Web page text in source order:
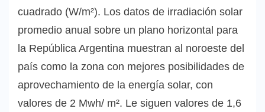
cuadrado (W/m²). Los datos de irradiación solar
promedio anual sobre un plano horizontal para
la República Argentina muestran al noroeste del
país como la zona con mejores posibilidades de
aprovechamiento de la energía solar, con
valores de 2 Mwh/ m². Le siguen valores de 1,6